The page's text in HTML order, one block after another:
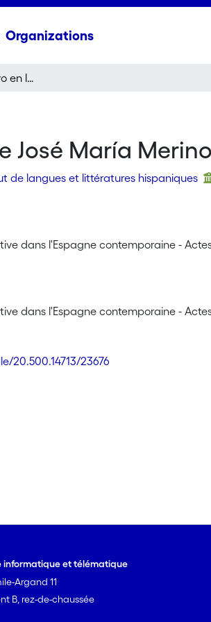
Organizations
El discurso metafictivo en la obra de José María Merino
José María Merino
de langues et littératures hispaniques
dans l'Espagne contemporaine -
dans l'Espagne contemporaine -
20.500.14713/23676
informatique et télématique
Argand 11
B, rez-de-chaussée